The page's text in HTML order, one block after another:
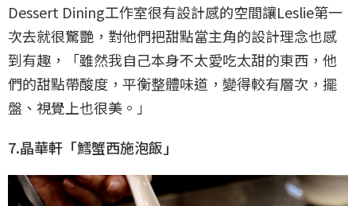
Dessert Dining工作室很有設計感的空間讓Leslie第一
次去就很驚艷，對他們把甜點當主角的設計理念也感
到有趣，「雖然我自己本身不太愛吃太甜的東西，他
們的甜點帶酸度，平衡整體味道，變得較有層次，擺
盤、視覺上也很美。」
7.晶華軒「鱈蟹西施泡飯」